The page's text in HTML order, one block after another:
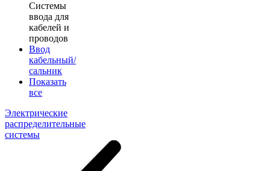
Системы
ввода для
кабелей и
проводов
Ввод
кабельный/
сальник
Показать
все
Электрические
распределительные
системы